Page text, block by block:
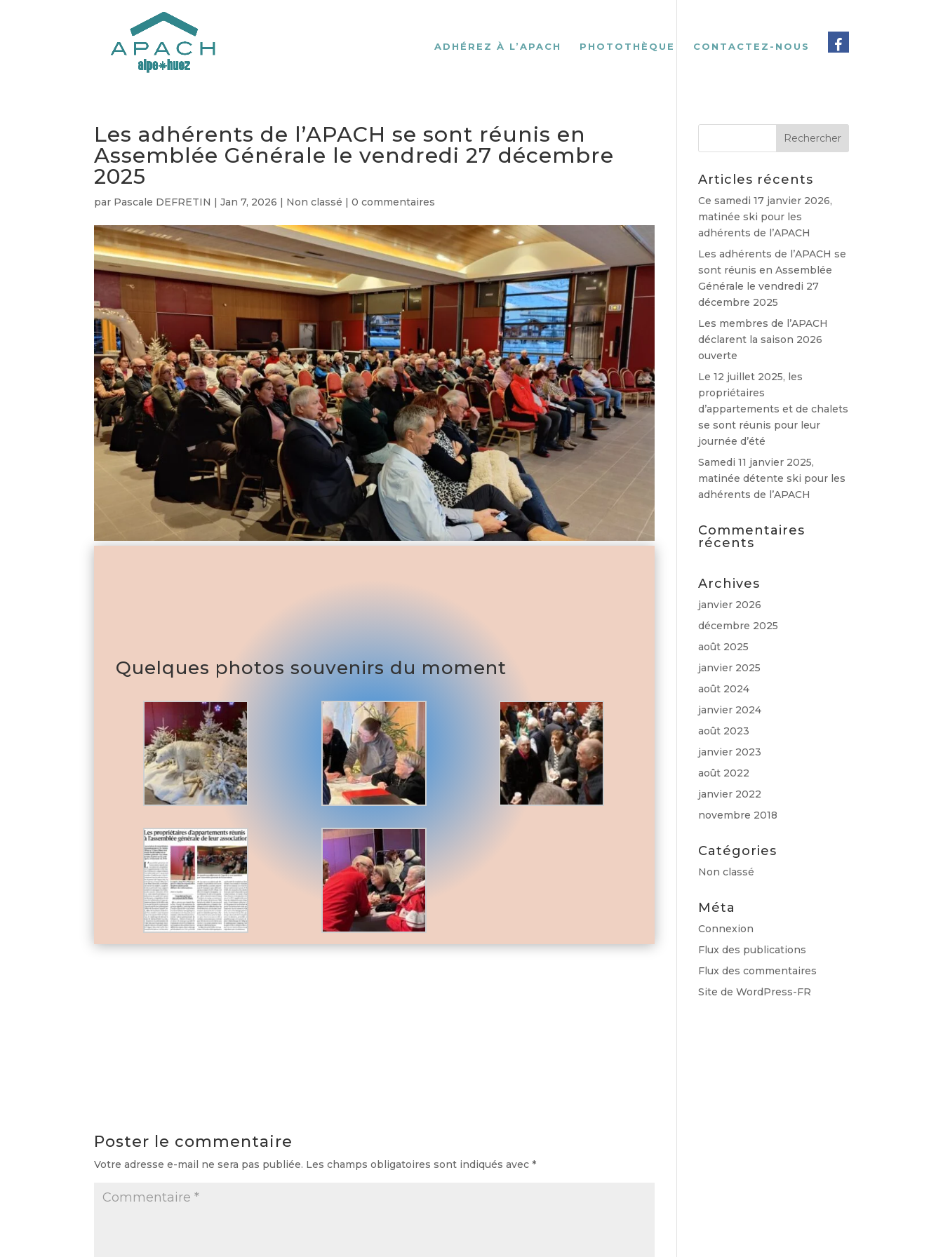
ADHÉREZ À L’APACH PHOTOTHÈQUE CONTACTEZ-NOUS
Les adhérents de l’APACH se sont réunis en
Assemblée Générale le vendredi 27 décembre
2025
par Pascale DEFRETIN |Jan 7, 2026 | Non classé |0 commentaires
Quelques photos souvenirs du moment
Poster le commentaire
Votre adresse e-mail ne sera pas publiée. Les champs obligatoires sont indiqués avec*
Articles récents
Ce samedi 17 janvier 2026,
matinée ski pour les
adhérents de l’APACH
Les adhérents de l’APACH se
sont réunis en Assemblée
Générale le vendredi 27
décembre 2025
Les membres de l’APACH
déclarent la saison 2026
ouverte
Le 12 juillet 2025, les
propriétaires
d’appartements et de chalets
se sont réunis pour leur
journée d’été
Samedi 11 janvier 2025,
matinée détente ski pour les
adhérents de l’APACH
Commentaires
récents
Archives
janvier 2026
décembre 2025
août 2025
janvier 2025
août 2024
janvier 2024
août 2023
janvier 2023
août 2022
janvier 2022
novembre 2018
Catégories
Non classé
Méta
Connexion
Flux des publications
Flux des commentaires
Site de WordPress-FR